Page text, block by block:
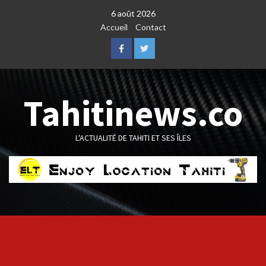
6 août 2026
Accueil
Contact
FacebookTwitter
Tahitinews.co
L'ACTUALITÉ DE TAHITI ET SES ÎLES